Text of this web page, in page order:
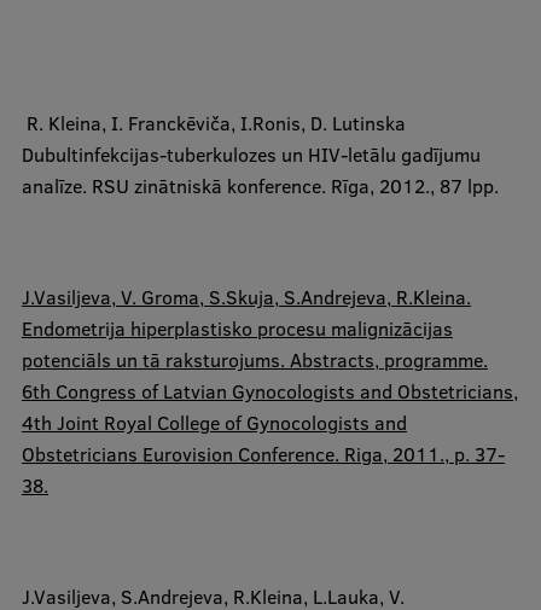
R. Kleina, I. Franckēviča, I.Ronis, D. Lutinska
Dubultinfekcijas-tuberkulozes un HIV-letālu gadījumu
analīze. RSU zinātniskā konference. Rīga, 2012., 87 lpp.
​J.Vasiljeva, V. Groma, S.Skuja, S.Andrejeva, R.Kleina.
Endometrija hiperplastisko procesu malignizācijas
potenciāls un tā raksturojums. Abstracts, programme.
6th Congress of Latvian Gynocologists and Obstetricians,
4th Joint Royal College of Gynocologists and
Obstetricians Eurovision Conference. Riga, 2011., p. 37-
38.
J.Vasiljeva, S.Andrejeva, R.Kleina, L.Lauka, V.